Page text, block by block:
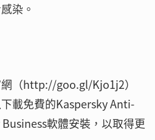
染。
（http://goo.gl/Kjo1j2）
載免費的Kaspersky Anti-
軟體安裝，以取得更